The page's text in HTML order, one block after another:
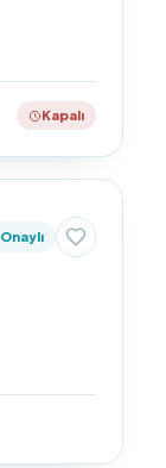
Kapalı
Onaylı